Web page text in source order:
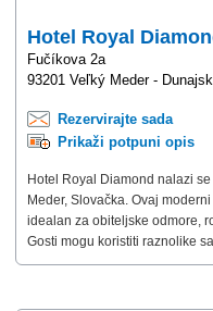
Hotel Royal
Fučíkova 2a
93201 Veľký Meder -
Rezervirajte sada
Prikaži potpuni opis
Hotel Royal Diamond nalazi
Meder, Slovačka. Ovaj
idealan za obiteljske odmore,
Gosti mogu koristiti raznolike